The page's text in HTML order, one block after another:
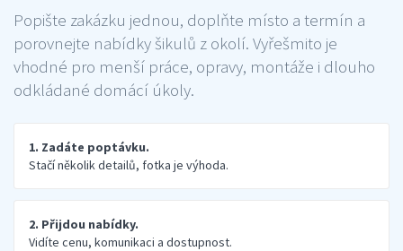
Popište zakázku jednou, doplňte místo a termín a
porovnejte nabídky šikulů z okolí. Vyřešmito je
vhodné pro menší práce, opravy, montáže i dlouho
odkládané domácí úkoly.
1. Zadáte poptávku.
Stačí několik detailů, fotka je výhoda.
2. Přijdou nabídky.
Vidíte cenu, komunikaci a dostupnost.